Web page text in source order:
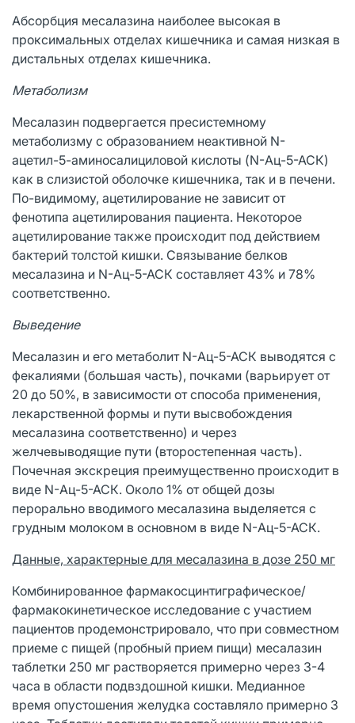
Абсорбция месалазина наиболее высокая в
проксимальных отделах кишечника и самая низкая в
дистальных отделах кишечника.
Метаболизм
Месалазин подвергается пресистемному
метаболизму с образованием неактивной N-
ацетил-5-аминосалициловой кислоты (N-Ац-5-АСК)
как в слизистой оболочке кишечника, так и в печени.
По-видимому, ацетилирование не зависит от
фенотипа ацетилирования пациента. Некоторое
ацетилирование также происходит под действием
бактерий толстой кишки. Связывание белков
месалазина и N-Ац-5-АСК составляет 43% и 78%
соответственно.
Выведение
Месалазин и его метаболит N-Ац-5-АСК выводятся с
фекалиями (большая часть), почками (варьирует от
20 до 50%, в зависимости от способа применения,
лекарственной формы и пути высвобождения
месалазина соответственно) и через
желчевыводящие пути (второстепенная часть).
Почечная экскреция преимущественно происходит в
виде N-Ац-5-АСК. Около 1% от общей дозы
перорально вводимого месалазина выделяется с
грудным молоком в основном в виде N-Ац-5-АСК.
Данные, характерные для месалазина в дозе 250 мг
Комбинированное фармакосцинтиграфическое/
фармакокинетическое исследование с участием
пациентов продемонстрировало, что при совместном
приеме с пищей (пробный прием пищи) месалазин
таблетки 250 мг растворяется примерно через 3-4
часа в области подвздошной кишки. Медианное
время опустошения желудка составляло примерно 3